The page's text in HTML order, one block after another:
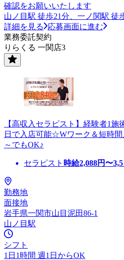
確認をお願いいたします
山ノ目駅 徒歩21分、一ノ関駅 徒
詳細を見る
応募画面に進む
業務委託契約
りらくる 一関店3
【高収入セラピスト】経験者1施
日で入店可能☆Wワーク＆短時
～でもOK♪
セラピスト 時給2,088円〜
勤務地
面接地
岩手県一関市山目泥田86-1
山ノ目駅
シフト
1日1時間 週1日からOK